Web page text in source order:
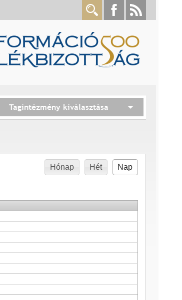
Tagintézmény kiválasztása
Hónap Hét Nap